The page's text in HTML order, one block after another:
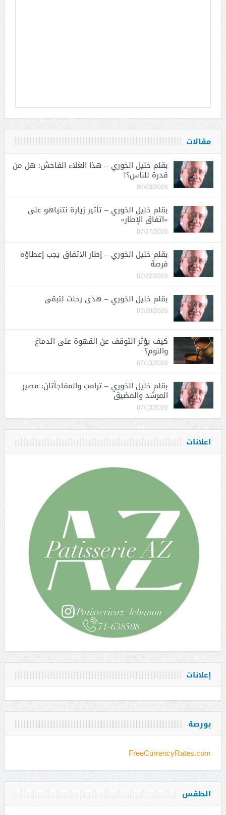
مقالات
بقلم خليل الخوري – هذا الغلاء الفاحش: هل من
قدرة للناس؟!
08/03/2026
بقلم خليل الخوري – تأثير زيارة نتنياهو على
«اتفاق الإطار»
07/27/2026
بقلم خليل الخوري – إطار الاتفاق يجب إعطاؤه
فرصة
07/22/2026
بقلم خليل الخوري – هدى رحلت لتبقى
07/20/2026
كيف يؤثر التوقف عن القهوة على الدماغ
والنوم؟
07/13/2026
بقلم خليل الخوري – ترامب والمفاجأتان: مصير
المرشد والمضيق
07/13/2026
اعلانات
إعلانات
بورصة
FreeCurrencyRates.com
الطقس